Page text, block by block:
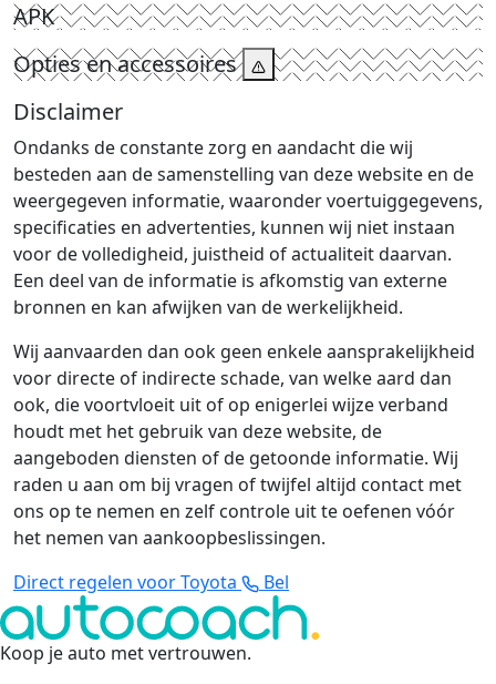
APK
Opties en accessoires
Disclaimer
Ondanks de constante zorg en aandacht die wij
besteden aan de samenstelling van deze website en de
weergegeven informatie, waaronder voertuiggegevens,
specificaties en advertenties, kunnen wij niet instaan
voor de volledigheid, juistheid of actualiteit daarvan.
Een deel van de informatie is afkomstig van externe
bronnen en kan afwijken van de werkelijkheid.
Wij aanvaarden dan ook geen enkele aansprakelijkheid
voor directe of indirecte schade, van welke aard dan
ook, die voortvloeit uit of op enigerlei wijze verband
houdt met het gebruik van deze website, de
aangeboden diensten of de getoonde informatie. Wij
raden u aan om bij vragen of twijfel altijd contact met
ons op te nemen en zelf controle uit te oefenen vóór
het nemen van aankoopbeslissingen.
Direct regelen voor Toyota
Bel
Koop je auto met vertrouwen.